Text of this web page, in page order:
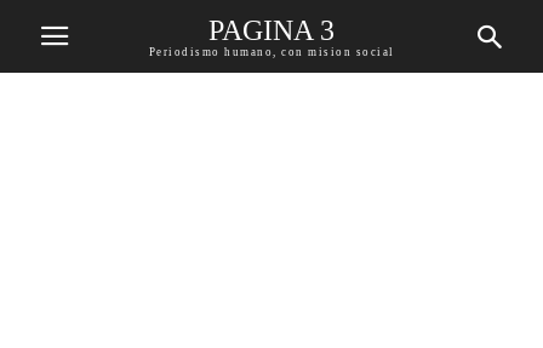
PAGINA 3
Periodismo humano, con mision social